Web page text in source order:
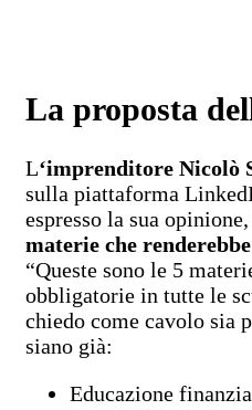
La proposta
L‘imprenditore Nicolò
sulla piattaforma
espresso la sua
materie che
“Queste sono le 5
obbligatorie in tutte le
chiedo come cavolo sia
siano già:
Educazione